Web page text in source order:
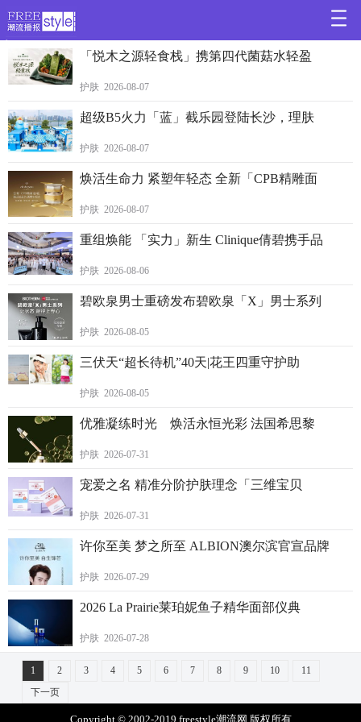
>
「悦木之源轻食栈」携第四代菌菇水轻盈
护肤 2026-08-07
超级B5火力「蓝」截乐园登陆长沙，理肤
护肤 2026-08-07
焕活生命力 紧塑年轻态 全新「CPB精雕面
护肤 2026-08-07
重组焕能 「实力」新生 Clinique倩碧携手品
护肤 2026-08-06
碧欧泉男士重磅发布碧欧泉「X」男士系列
护肤 2026-08-05
三伏天“超长待机”40天|花王四重守护助
护肤 2026-08-05
优雅凝练时光 焕活永恒光彩 法国希思黎
护肤 2026-07-31
宠爱之名 精准分阶护肤理念「三维宝贝
护肤 2026-07-31
许你至美 梦之所至 ALBION澳尔滨官宣品牌
护肤 2026-07-29
2026 La Prairie莱珀妮鱼子精华面部仪典
护肤 2026-07-28
1 2 3 4 5 6 7 8 9 10
11
下一页
Copyright © 2002-2019 freestyle潮流网 版权所有